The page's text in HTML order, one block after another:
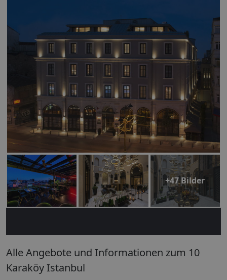
+47 Bilder
Alle Angebote und Informationen zum 10
Karaköy Istanbul